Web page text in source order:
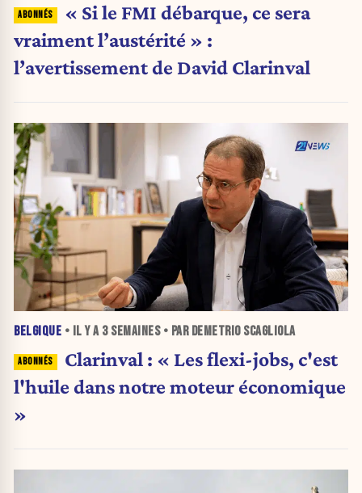
« Si le FMI débarque, ce sera
vraiment l’austérité » :
l’avertissement de David Clarinval
BELGIQUE • IL Y A 3 SEMAINES• PAR DEMETRIO SCAGLIOLA
Clarinval : « Les flexi-jobs, c'est
l'huile dans notre moteur économique
»